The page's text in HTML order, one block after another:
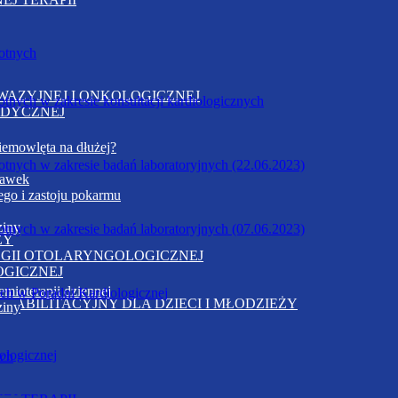
I ONKOLOGICZNEJ
OTOLARYNGOLOGICZNEJ
DLA DZIECI I MŁODZIEŻY
na dłużej?
i zastoju pokarmu
dziennej
w zakresie konsultacji kardiologicznych
w zakresie badań laboratoryjnych (22.06.2023)
w zakresie badań laboratoryjnych (07.06.2023)
w Poradni Kardiologicznej